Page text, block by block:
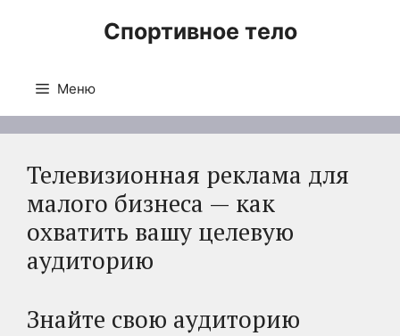
Спортивное тело
Меню
Телевизионная реклама для
малого бизнеса — как
охватить вашу целевую
аудиторию
Знайте свою аудиторию